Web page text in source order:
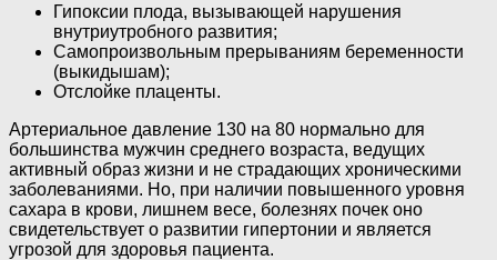
Гипоксии плода, вызывающей нарушения
внутриутробного развития;
Самопроизвольным прерываниям беременности
(выкидышам);
Отслойке плаценты.
Артериальное давление 130 на 80 нормально для
большинства мужчин среднего возраста, ведущих
активный образ жизни и не страдающих хроническими
заболеваниями. Но, при наличии повышенного уровня
сахара в крови, лишнем весе, болезнях почек оно
свидетельствует о развитии гипертонии и является
угрозой для здоровья пациента.